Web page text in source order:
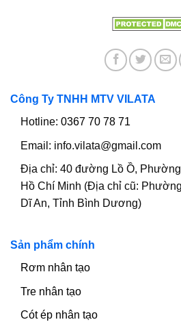
Công Ty TNHH MTV VILATA
Hotline: 0367 70 78 71
Email: info.vilata@gmail.com
Địa chỉ: 40 đường Lồ Ồ,
Hồ Chí Minh (Địa chỉ cũ:
Dĩ An, Tỉnh Bình Dương)
Sản phẩm chính
Rơm nhân tạo
Tre nhân tạo
Cót ép nhân tạo